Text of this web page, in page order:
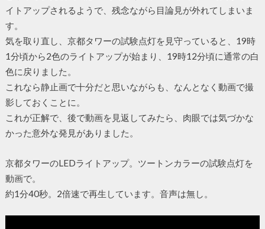
イトアップされるようで、残念ながら目論見が外れてしまいま
す。
気を取り直し、京都タワーの試験点灯を見守っていると、19時
1分頃から2色のライトアップが始まり、19時12分頃に通常の白
色に戻りました。
これなら静止画で十分だと思いながらも、なんとなく動画で撮
影しておくことに。
これが正解で、後で動画を見返してみたら、肉眼では気づかな
かった意外な発見がありました。
京都タワーのLEDライトアップ。ツートンカラーの試験点灯を
動画で。
約1分40秒。2倍速で再生しています。音声は無し。